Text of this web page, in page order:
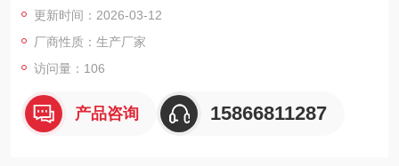
更新时间：2026-03-12
厂商性质：生产厂家
访问量：106
产品咨询 15866811287